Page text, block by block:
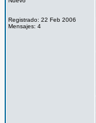
Registrado: 22 Feb 2006
Mensajes: 4